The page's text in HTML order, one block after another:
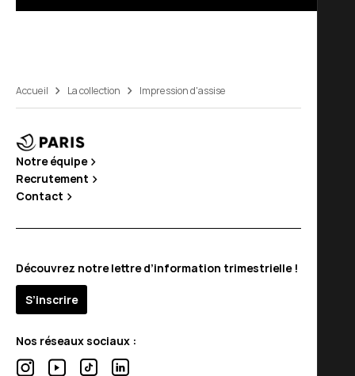
Accueil La collection Impression d'assise
Notre équipe
Recrutement
Contact
Découvrez notre lettre d’information trimestrielle !
S’inscrire
Nos réseaux sociaux :